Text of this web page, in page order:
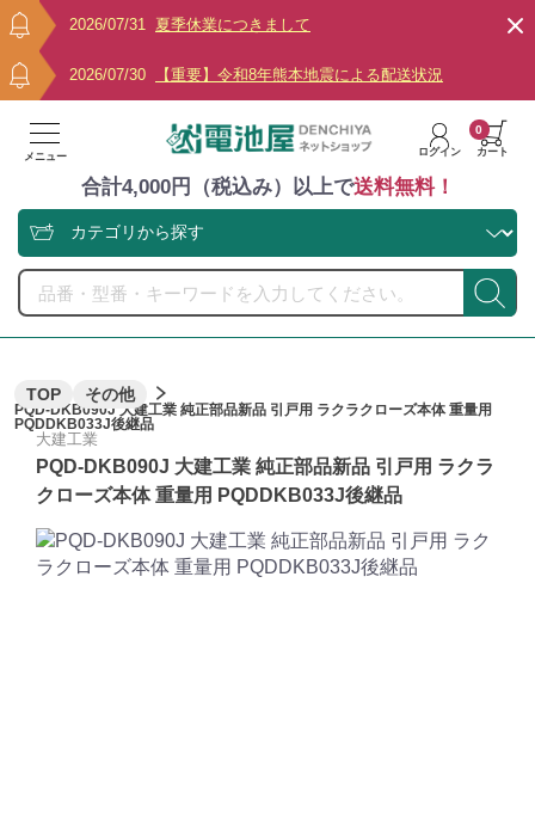
2026/07/31 夏季休業につきまして
2026/07/30 【重要】令和8年熊本地震による配送状況
メニュー ログイン カート
0
合計4,000円（税込み）以上で送料無料！
TOP その他
PQD-DKB090J 大建工業 純正部品新品 引戸用 ラクラクローズ本体 重量用
PQDDKB033J後継品
大建工業
PQD-DKB090J 大建工業 純正部品新品 引戸用 ラクラ
クローズ本体 重量用 PQDDKB033J後継品